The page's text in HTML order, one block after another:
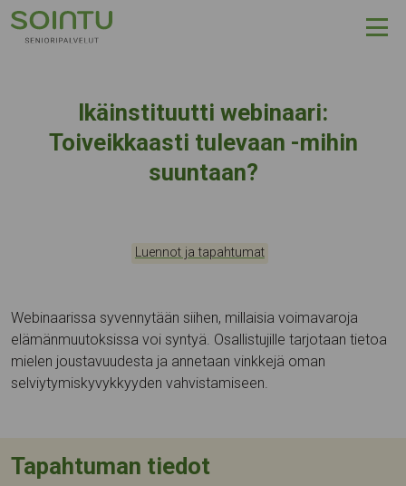
Hyppää sisältöön
Ikäinstituutti webinaari:
Toiveikkaasti tulevaan -mihin
suuntaan?
Tapahtumapaikka:
Kategoriat:
Luennot ja tapahtumat
Webinaarissa syvennytään siihen, millaisia voimavaroja
elämänmuutoksissa voi syntyä. Osallistujille tarjotaan tietoa
mielen joustavuudesta ja annetaan vinkkejä oman
selviytymiskyvykkyyden vahvistamiseen.
Tapahtuman tiedot